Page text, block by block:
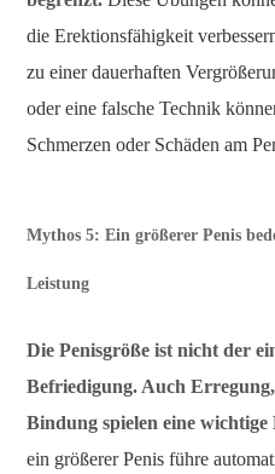
die Erektionsfähigkeit
zu einer dauerhaften
oder eine falsche Technik
Schmerzen oder Schäden am
Mythos 5: Ein größerer Penis
Leistung
Die Penisgröße ist nicht der
Befriedigung. Auch
Bindung spielen eine wichtige
ein größerer Penis führe